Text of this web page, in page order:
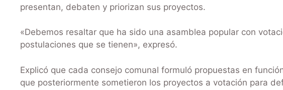
presentan, debaten y priorizan sus proyectos.
«Debemos resaltar que ha sido una asamblea popular con
postulaciones que se tienen», expresó.
Explicó que cada consejo comunal formuló propuestas en
que posteriormente sometieron los proyectos a votación para